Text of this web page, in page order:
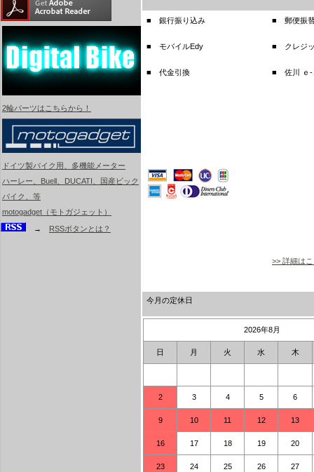
2輪パーツはこちらから！
ドイツ製バイク用、多機能メーター
ハーレー、Buell、DUCATI、国産ビック
バイク、等
motogadget（モトガジェット）
→ RSSボタンとは？
■ 銀行振り込み ■ 郵便振
■ モバイルEdy ■ クレジ
■ 代金引換 ■ 佐川 ｅ-
>> 詳細は
今月の定休日
2026年8月
日 月 火 水 木
2 3 4 5 6
9 10 11 12 13
16 17 18 19 20
23 24 25 26 27